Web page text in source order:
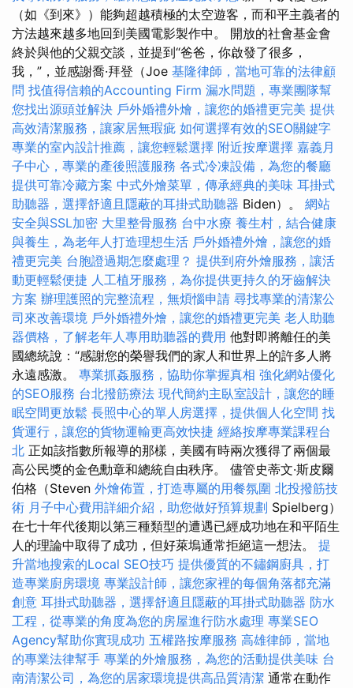
（如《到來》）能夠超越積極的太空遊客，而和平主義者的
方法越來越多地回到美國電影製作中。 開放的社會基金會
終於與他的父親交談，並提到“爸爸，你啟發了很多，
我，”，並感謝喬·拜登（Joe 基隆律師，當地可靠的法律顧
問 找值得信賴的Accounting Firm 漏水問題，專業團隊幫
您找出源頭並解決 戶外婚禮外燴，讓您的婚禮更完美 提供
高效清潔服務，讓家居無瑕疵 如何選擇有效的SEO關鍵字
專業的室內設計推薦，讓您輕鬆選擇 附近按摩選擇 嘉義月
子中心，專業的產後照護服務 各式冷凍設備，為您的餐廳
提供可靠冷藏方案 中式外燴菜單，傳承經典的美味 耳掛式
助聽器，選擇舒適且隱蔽的耳掛式助聽器 Biden）。 網站
安全與SSL加密 大里整骨服務 台中水療 養生村，結合健康
與養生，為老年人打造理想生活 戶外婚禮外燴，讓您的婚
禮更完美 台胞證過期怎麼處理？ 提供到府外燴服務，讓活
動更輕鬆便捷 人工植牙服務，為你提供更持久的牙齒解決
方案 辦理護照的完整流程，無煩惱申請 尋找專業的清潔公
司來改善環境 戶外婚禮外燴，讓您的婚禮更完美 老人助聽
器價格，了解老年人專用助聽器的費用 他對即將離任的美
國總統說：“感謝您的榮譽我們的家人和世界上的許多人將
永遠感激。 專業抓姦服務，協助你掌握真相 強化網站優化
的SEO服務 台北撥筋療法 現代簡約主臥室設計，讓您的睡
眠空間更放鬆 長照中心的單人房選擇，提供個人化空間 找
貨運行，讓您的貨物運輸更高效快捷 經絡按摩專業課程台
北 正如該指數所報導的那樣，美國有時兩次獲得了兩個最
高公民獎的金色勳章和總統自由秩序。 儘管史蒂文·斯皮爾
伯格（Steven 外燴佈置，打造專屬的用餐氛圍 北投撥筋技
術 月子中心費用詳細介紹，助您做好預算規劃 Spielberg）
在七十年代後期以第三種類型的遭遇已經成功地在和平陌生
人的理論中取得了成功，但好萊塢通常拒絕這一想法。 提
升當地搜索的Local SEO技巧 提供優質的不鏽鋼廚具，打
造專業廚房環境 專業設計師，讓您家裡的每個角落都充滿
創意 耳掛式助聽器，選擇舒適且隱蔽的耳掛式助聽器 防水
工程，從專業的角度為您的房屋進行防水處理 專業SEO
Agency幫助你實現成功 五權路按摩服務 高雄律師，當地
的專業法律幫手 專業的外燴服務，為您的活動提供美味 台
南清潔公司，為您的居家環境提供高品質清潔 通常在動作